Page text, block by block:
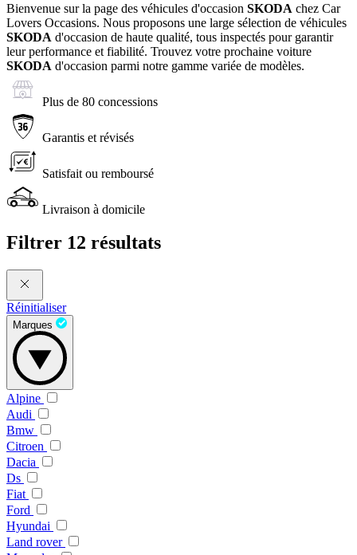
Bienvenue sur la page des véhicules d'occasion SKODA chez Car
Lovers Occasions. Nous proposons une large sélection de véhicules
SKODA d'occasion de haute qualité, tous inspectés pour garantir
leur performance et fiabilité. Trouvez votre prochaine voiture
SKODA d'occasion parmi notre gamme variée de modèles.
Plus de 80 concessions
Garantis et révisés
Satisfait ou remboursé
Livraison à domicile
Filtrer 12 résultats
Réinitialiser
Marques
Alpine
Audi
Bmw
Citroen
Dacia
Ds
Fiat
Ford
Hyundai
Land rover